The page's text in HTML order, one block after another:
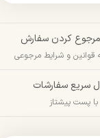
کردن سفارش
قوانین و شرایط مرجوعی
سریع سفارشات
با پست پیشتاز